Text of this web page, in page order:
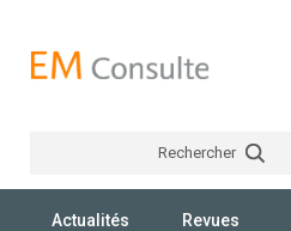
Rechercher
Actualités Revues